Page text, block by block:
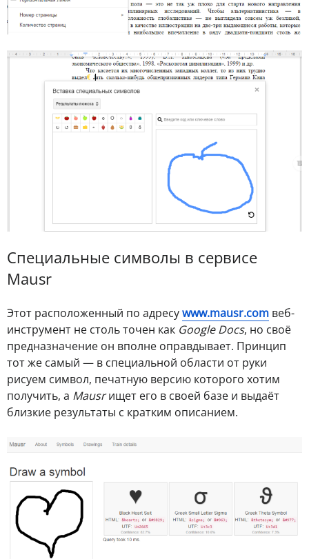
Специальные символы в сервисе
Mausr
Этот расположенный по адресуwww.mausr.com веб-
инструмент не столь точен как Google Docs, но своё
предназначение он вполне оправдывает. Принцип
тот же самый — в специальной области от руки
рисуем символ, печатную версию которого хотим
получить, а Mausrищет его в своей базе и выдаёт
близкие результаты с кратким описанием.